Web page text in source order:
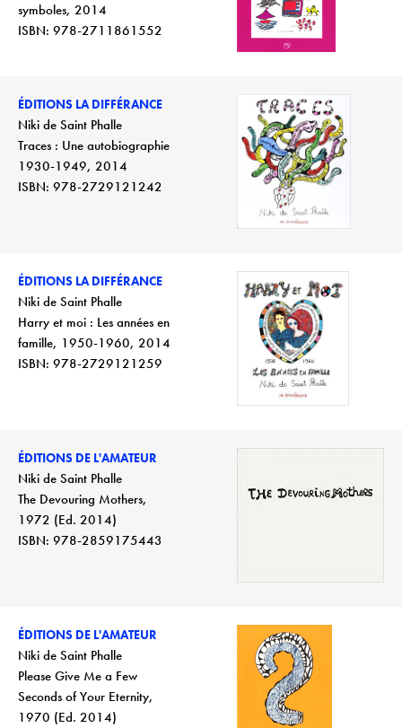
symboles, 2014
ISBN: 978-2711861552
ÉDITIONS LA DIFFÉRANCE
Niki de Saint Phalle
Traces : Une autobiographie
1930-1949, 2014
ISBN: 978-2729121242
ÉDITIONS LA DIFFÉRANCE
Niki de Saint Phalle
Harry et moi : Les années en
famille, 1950-1960, 2014
ISBN: 978-2729121259
ÉDITIONS DE L'AMATEUR
Niki de Saint Phalle
The Devouring Mothers,
1972 (Ed. 2014)
ISBN: 978-2859175443
ÉDITIONS DE L'AMATEUR
Niki de Saint Phalle
Please Give Me a Few
Seconds of Your Eternity,
1970 (Ed. 2014)